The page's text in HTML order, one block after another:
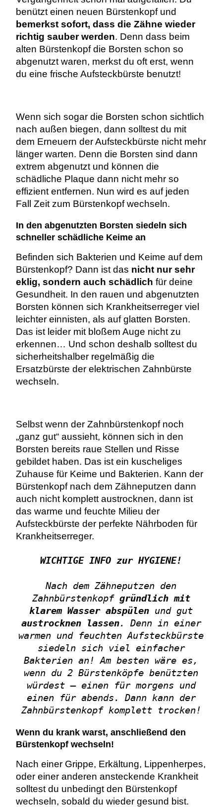
benützt einen neuen Bürstenkopf und
bemerkst sofort, dass die Zähne wieder
richtig sauber werden. Denn dass beim
alten Bürstenkopf die Borsten schon so
abgenutzt waren, merkst du oft erst, wenn
du eine frische Aufsteckbürste benutzt!
Wenn sich sogar die Borsten schon sichtlich
nach außen biegen, dann solltest du mit
dem Erneuern der Aufsteckbürste nicht mehr
länger warten. Denn die Borsten sind dann
extrem abgenutzt und können die
schädliche Plaque dann nicht mehr so
effizient entfernen. Nun wird es auf jeden
Fall Zeit zum Bürstenkopf wechseln.
In den abgenutzten Borsten siedeln sich
schneller schädliche Keime an
Befinden sich Bakterien und Keime auf dem
Bürstenkopf? Dann ist das nicht nur sehr
eklig, sondern auch schädlich für deine
Gesundheit. In den rauen und abgenutzten
Borsten können sich Krankheitserreger viel
leichter einnisten, als auf glatten Borsten.
Das ist l eider mit bloßem Auge nicht zu
erkennen… Und schon deshalb solltest du
sicherheitshalber regelmäßig die
Ersatzbürste der elektrischen Zahnbürste
wechseln.
Selbst wenn der Zahnbürstenkopf noch
„ganz gut“ aussieht, können sich in den
Borsten bereits raue Stellen und Risse
gebildet haben. Das ist ein kuscheliges
Zuhause für Keime und Bakterien. Kann der
Bürstenkopf nach dem Zähneputzen dann
auch nicht komplett austrocknen, dann ist
das warme und feuchte Milieu der
Aufsteckbürste der perfekte Nährboden für
Krankheitserreger.
WICHTIGE INFO zur HYGIENE!
Nach dem Zähneputzen den
Zahnbürstenkopf gründlich mit
klarem Wasser abspülen und gut
austrocknen lassen. Denn in einer
warmen und feuchten Aufsteckbürste
siedeln sich viel einfacher
Bakterien an! Am besten wäre es,
wenn du 2 Bürstenköpfe benützten
würdest – einen für morgens und
einen für abends. Dann kann der
Zahnbürstenkopf komplett trocken!
Wenn du krank warst, anschließend den
Bürstenkopf wechseln!
Nach einer Grippe, Erkältung, Lippenherpes,
oder einer anderen ansteckende Krankheit
solltest du unbedingt den Bürstenkopf
wechseln, sobald du wieder gesund bist.